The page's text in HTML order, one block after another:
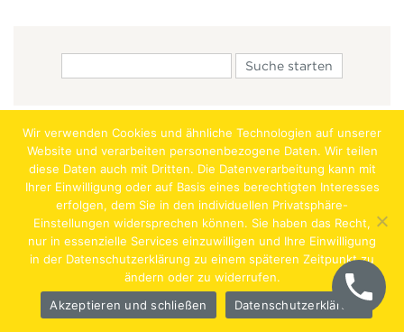
Jobs Lehrstellen Impressum AGB Datenschutz
Hentschläger Bau GmbH – A-4222 Langenstein,
Wir verwenden Cookies und ähnliche Technologien auf unserer
Website und verarbeiten personenbezogene Daten. Wir teilen
diese Daten auch mit Dritten. Die Datenverarbeitung kann mit
Ihrer Einwilligung oder auf Basis eines berechtigten Interesses
erfolgen, dem Sie in den individuellen Privatsphäre-
Einstellungen widersprechen können. Sie haben das Recht,
nur in essenzielle Services einzuwilligen und Ihre Einwilligung
in der Datenschutzerklärung zu einem späteren Zeitpunkt zu
ändern oder zu widerrufen.
Akzeptieren und schließen
Datenschutzerklärung